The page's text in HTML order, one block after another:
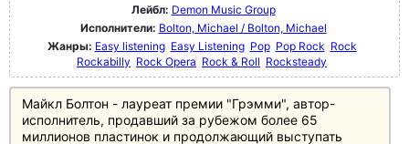
Лейбл: Demon Music Group
Исполнители: Bolton, Michael / Bolton, Michael
Жанры: Easy listening Easy Listening Pop Pop Rock Rock
Rockabilly Rock Opera Rock & Roll Rocksteady
Майкл Болтон - лауреат премии "Грэмми", автор-
исполнитель, продавший за рубежом более 65
миллионов пластинок и продолжающий выступать